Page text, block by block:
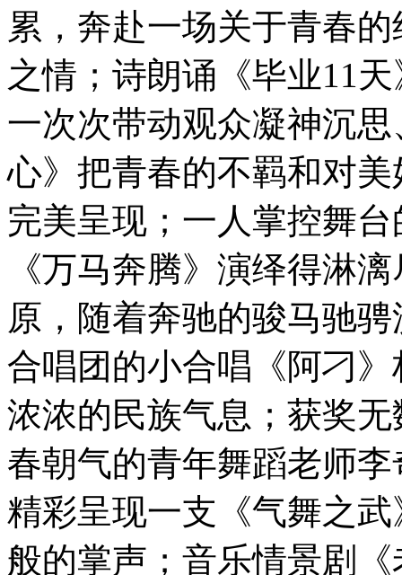
累，奔赴一场关于青春
之情；诗朗诵《毕业11
一次次带动观众凝神沉
心》把青春的不羁和对
完美呈现；一人掌控舞
《万马奔腾》演绎得淋
原，随着奔驰的骏马驰
合唱团的小合唱《阿刁
浓浓的民族气息；获奖
春朝气的青年舞蹈老师
精彩呈现一支《气舞之
般的掌声；音乐情景剧